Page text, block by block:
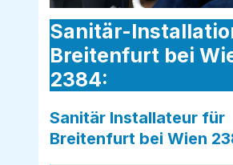
Sanitär-
Breitenfurt bei
2384:
Sanitär Installateur für
Breitenfurt bei Wien